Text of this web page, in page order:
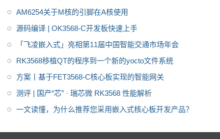
AM6254关于M核的引脚在A核使用
源码编译 | OK3568-C开发板快速上手
「飞凌嵌入式」亮相第11届中国智能交通市场年会
RK3568移植QT的程序到一个新的yocto文件系统
方案丨基于FET3568-C核心板实现的智能网关
测评 | 国产“芯” · 瑞芯微 RK3568 性能解析
一文读懂，为什么推荐您采用嵌入式核心板开发产品？